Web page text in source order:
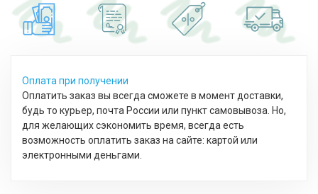
Оплата при получении
Оплатить заказ вы всегда сможете в момент доставки,
будь то курьер, почта России или пункт самовывоза. Но,
для желающих сэкономить время, всегда есть
возможность оплатить заказ на сайте: картой или
электронными деньгами.